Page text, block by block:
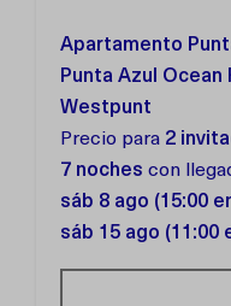
Apartamento
Punta Azul Ocean
Westpunt
Precio para 2
7 noches con
sáb 8 ago (15:00
sáb 15 ago (11:00